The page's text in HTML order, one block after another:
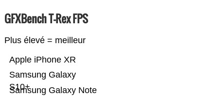
GFXBench T-Rex FPS
Plus élevé = meilleur
Samsung Galaxy Note
Samsung Galaxy
S10+
Apple iPhone XR